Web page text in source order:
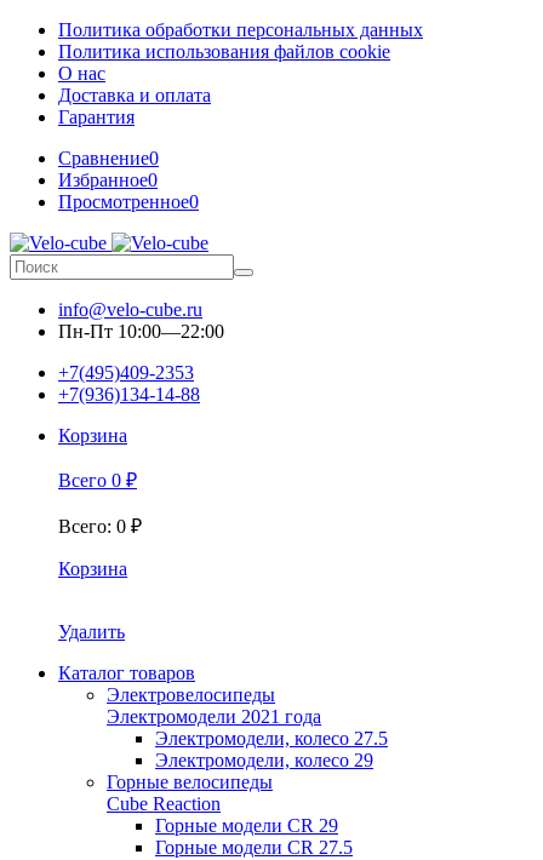
Политика обработки персональных данных
Политика использования файлов cookie
О нас
Доставка и оплата
Гарантия
Сравнение0
Избранное0
Просмотренное0
info@velo-cube.ru
Пн-Пт 10:00—22:00
+7(495)409-2353
+7(936)134-14-88
Корзина
Всего 0 ₽
Всего: 0 ₽
Корзина
Удалить
Каталог товаров
Электровелосипеды
Электромодели 2021 года
Электромодели, колесо 27.5
Электромодели, колесо 29
Горные велосипеды
Cube Reaction
Горные модели CR 29
Горные модели CR 27.5